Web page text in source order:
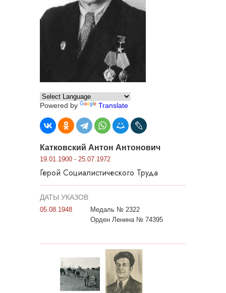
Powered by Translate
Катковский Антон Антонович
19.01.1900 - 25.07.1972
Герой Социалистического Труда
ДАТЫ УКАЗОВ
05.08.1948
Медаль № 2322
Орден Ленина № 74395